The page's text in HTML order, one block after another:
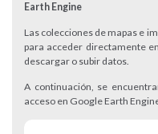
Earth Engine
Las colecciones de mapas e
para acceder directamente
descargar o subir datos.
A continuación, se
acceso en Google Earth